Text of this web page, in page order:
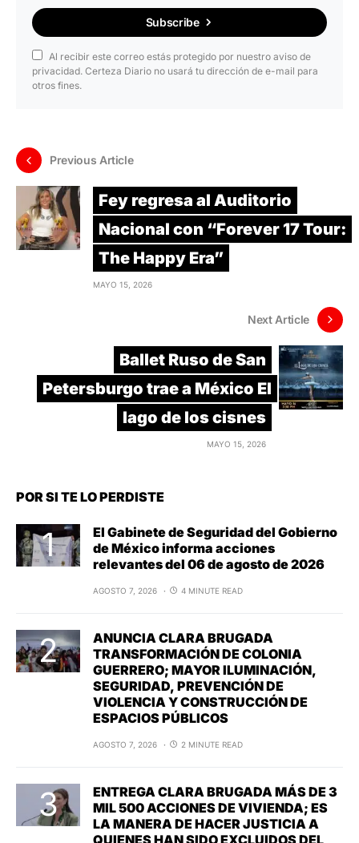
Subscribe
Al recibir este correo estás protegido por nuestro aviso de
privacidad. Certeza Diario no usará tu dirección de e-mail para
otros fines.
Previous Article
Fey regresa al Auditorio
Nacional con “Forever 17 Tour:
The Happy Era”
MAYO 15, 2026
Next Article
Ballet Ruso de San
Petersburgo trae a México El
lago de los cisnes
MAYO 15, 2026
POR SI TE LO PERDISTE
El Gabinete de Seguridad del Gobierno
de México informa acciones
relevantes del 06 de agosto de 2026
AGOSTO 7, 2026 4 MINUTE READ
ANUNCIA CLARA BRUGADA
TRANSFORMACIÓN DE COLONIA
GUERRERO; MAYOR ILUMINACIÓN,
SEGURIDAD, PREVENCIÓN DE
VIOLENCIA Y CONSTRUCCIÓN DE
ESPACIOS PÚBLICOS
AGOSTO 7, 2026 2 MINUTE READ
ENTREGA CLARA BRUGADA MÁS DE 3
MIL 500 ACCIONES DE VIVIENDA; ES
LA MANERA DE HACER JUSTICIA A
QUIENES HAN SIDO EXCLUIDOS DEL